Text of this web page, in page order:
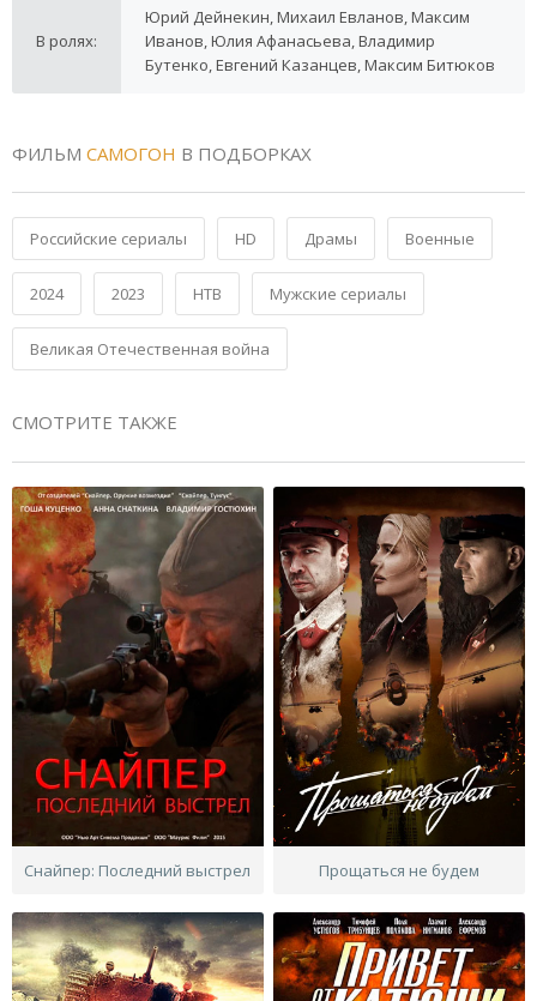
В ролях:
Юрий Дейнекин, Михаил Евланов, Максим
Иванов, Юлия Афанасьева, Владимир
Бутенко, Евгений Казанцев, Максим Битюков
ФИЛЬМ САМОГОН В ПОДБОРКАХ
Российские сериалы HD Драмы Военные
2024 2023 НТВ Мужские сериалы
Великая Отечественная война
СМОТРИТЕ ТАКЖЕ
Снайпер: Последний выстрел Прощаться не будем